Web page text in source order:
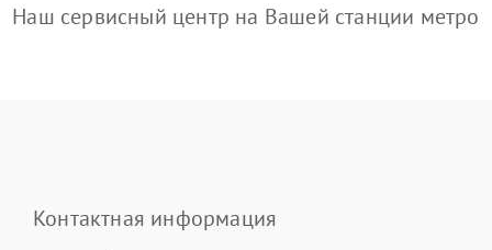
Наш сервисный центр на Вашей станции метро
Контактная информация